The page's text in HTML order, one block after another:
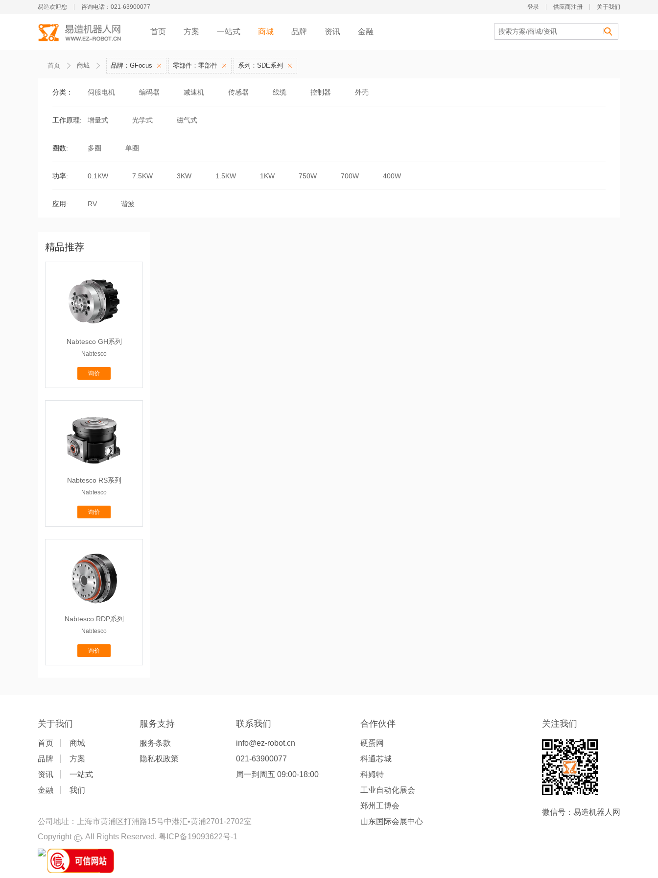
易造欢迎您 咨询电话：021-63900077 关于我们
供应商注册
登录
首页 方案 一站式 商城 品牌 资讯 金融
首页 商城 品牌：GFocus 零部件：零部件 系列：SDE系列
分类： 伺服电机 编码器 减速机 传感器 线缆 控制器 外壳
工作原理: 增量式 光学式 磁气式
圈数: 多圈 单圈
功率: 0.1KW 7.5KW 3KW 1.5KW 1KW 750W 700W 400W
应用: RV 谐波
精品推荐
Nabtesco GH系列
Nabtesco
询价
Nabtesco RS系列
Nabtesco
询价
Nabtesco RDP系列
Nabtesco
询价
关于我们
首页
商城
品牌
方案
资讯
一站式
金融
我们
服务支持
服务条款
隐私权政策
联系我们
info@ez-robot.cn
021-63900077
周一到周五 09:00-18:00
合作伙伴
硬蛋网
科通芯城
科姆特
工业自动化展会
郑州工博会
山东国际会展中心
关注我们
微信号：易造机器人网
公司地址：上海市黄浦区打浦路15号中港汇•黄浦2701-2702室
Copyright ©. All Rights Reserved. 粤ICP备19093622号-1